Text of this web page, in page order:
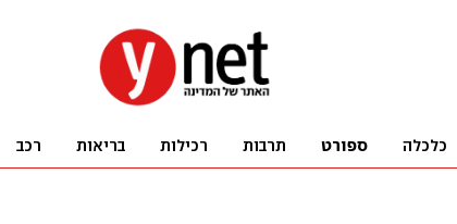
כלכלה ספורט תרבות רכילות בריאות רכב